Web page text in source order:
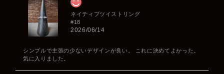
ネイティブツイストリング
#18
2026/06/14
シンプルで主張の少ないデザインが良い。 これに決めてよかった。
気に入りました。